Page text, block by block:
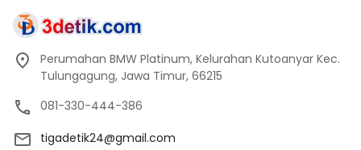
Perumahan BMW Platinum, Kelurahan Kutoanyar Kec.
Tulungagung, Jawa Timur, 66215
081-330-444-386
tigadetik24@gmail.com